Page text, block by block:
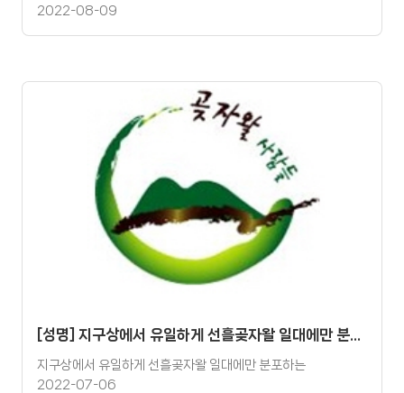
2022-08-09
[성명] 지구상에서 유일하게 선흘곶자왈 일대에만 분포하는 제주고사리삼을 멸종위기에서 구해내자
지구상에서 유일하게 선흘곶자왈 일대에만 분포하는
2022-07-06